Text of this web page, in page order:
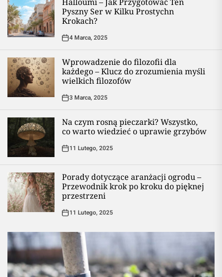
Pyszny Ser w Kilku Prostychn
Krokach?
4 Marca, 2025
Wprowadzenie do filozofii dla
każdego – Klucz do zrozumienia myśli
wielkich filozofów
3 Marca, 2025
Na czym rosną pieczarki? Wszystko,
co warto wiedzieć o uprawie grzybów
11 Lutego, 2025
Porady dotyczące aranżacji ogrodu –
Przewodnik krok po kroku do pięknej
przestrzeni
11 Lutego, 2025